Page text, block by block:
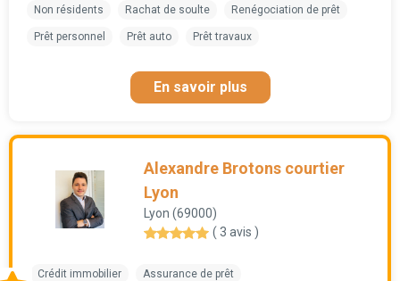
Non résidents Rachat de soulte Renégociation de prêt
Prêt personnel Prêt auto Prêt travaux
En savoir plus
Alexandre Brotons courtier
Lyon
Lyon (69000)
( 3 avis )
Crédit immobilier Assurance de prêt